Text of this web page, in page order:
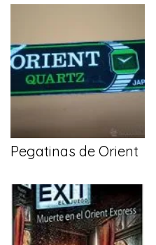
Pegatinas de Orient